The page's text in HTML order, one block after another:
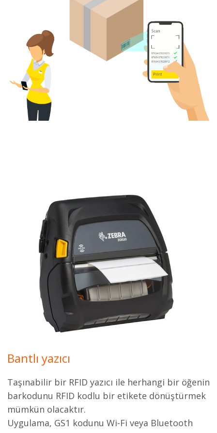
Bantlı yazıcı
Taşınabilir bir RFID yazıcı ile herhangi bir öğenin
barkodunu RFID kodlu bir etikete dönüştürmek
mümkün olacaktır.
Uygulama, GS1 kodunu Wi-Fi veya Bluetooth